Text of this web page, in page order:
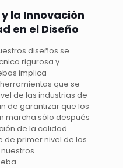
la Innovación
en el Diseño
diseños se
rigurosa y
implica
que se
de las industrias de
de garantizar que los
marcha sólo después
de la calidad.
de primer nivel de los